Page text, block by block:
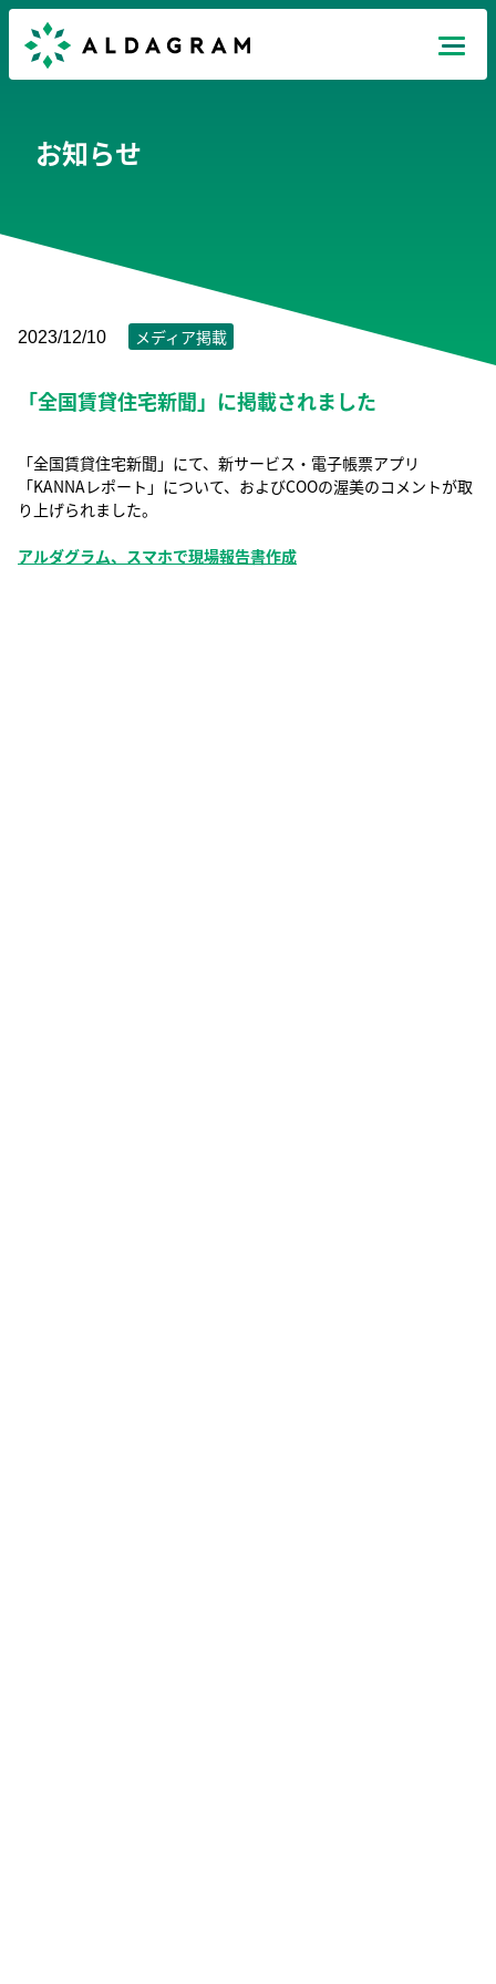
Company
JP EN TH
お知らせ
2023/12/10 メディア掲載
「全国賃貸住宅新聞」に掲載されました
「全国賃貸住宅新聞」にて、新サービス・電子帳票アプリ
「KANNAレポート」について、およびCOOの渥美のコメントが取
り上げられました。
アルダグラム、スマホで現場報告書作成